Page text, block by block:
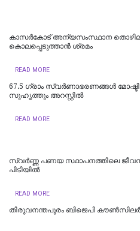
കാസര്‍കോട് അന്യസംസ്ഥാന
കൊലപ്പെടുത്താന്‍ ശ്രമം
READ MORE
67.5 ഗ്രാം സ്വർണാഭരണങ്ങൾ
സുഹൃത്തും അറസ്റ്റിൽ
READ MORE
സ്വർണ്ണ പണയ സ്ഥാപനത്തിലെ
പിടിയില്‍
READ MORE
തിരുവനന്തപുരം ബിജെപി